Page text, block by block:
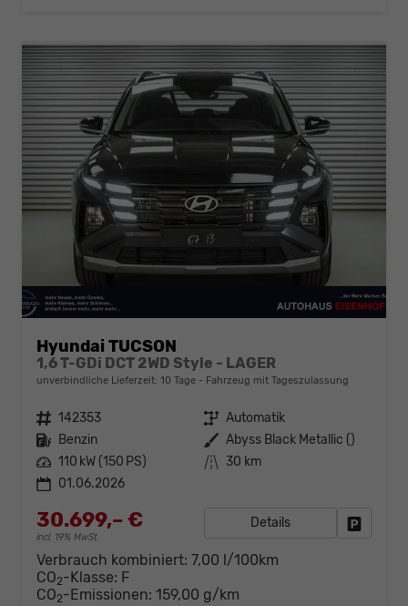
Hyundai TUCSON
1,6 T-GDi DCT 2WD Style - LAGER
unverbindliche Lieferzeit: 10 Tage Fahrzeug mit Tageszulassung
Fahrzeugnr. 142353 Getriebe Automatik
Kraftstoff Benzin Außenfarbe Abyss Black Metallic ()
Leistung 110 kW (150 PS) Kilometerstand 30 km
01.06.2026
30.699,– €
incl. 19% MwSt.
Details
Verbrauch kombiniert: 7,00 l/100km
CO2-Klasse: F
CO2-Emissionen: 159,00 g/km